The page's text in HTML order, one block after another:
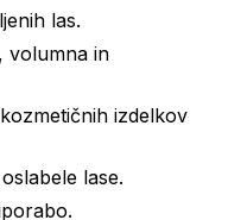
las.
volumna in
izdelkov
lase.